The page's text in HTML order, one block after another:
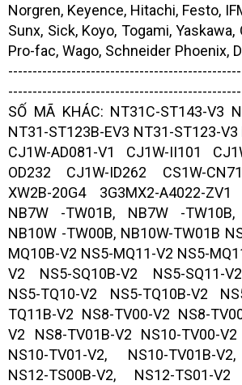
Norgren, Keyence, Hitachi, Festo,
Sunx, Sick, Koyo, Togami,
Pro-fac, Wago, Schneider Phoenix,
SỐ MÃ KHÁC: NT31C-ST143-V3
NT31-ST123B-EV3 NT31-ST123-
CJ1W-AD081-V1 CJ1W-II101
OD232 CJ1W-ID262 CS1W-
XW2B-20G4 3G3MX2-A4022-ZV1
NB7W -TW01B, NB7W -
NB10W -TW00B, NB10W-TW01B
MQ10B-V2 NS5-MQ11-V2 NS5-
V2 NS5-SQ10B-V2 NS5-SQ11-
NS5-TQ10-V2 NS5-TQ10B-V2
TQ11B-V2 NS8-TV00-V2 NS8-
V2 NS8-TV01B-V2 NS10-TV00-V2
NS10-TV01-V2, NS10-TV01B-
NS12-TS00B-V2, NS12-TS01-V2